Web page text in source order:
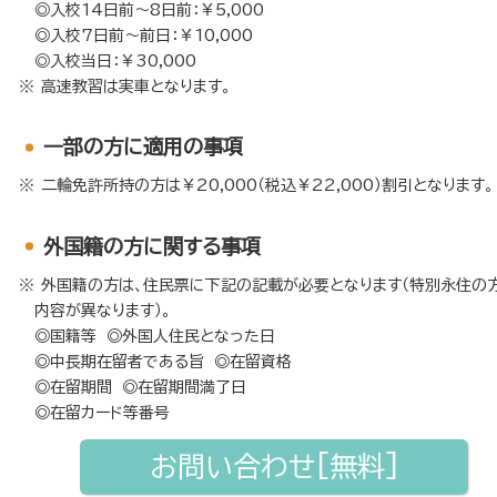
◎入校14日前～8日前：￥5,000
◎入校7日前～前日：￥10,000
◎入校当日：￥30,000
高速教習は実車となります。
⼀部の方に適用の事項
二輪免許所持の方は￥20,000（税込￥22,000）割引となります。
外国籍の方に関する事項
外国籍の方は、住民票に下記の記載が必要となります（特別永住の
内容が異なります）。
◎国籍等 ◎外国人住民となった日
◎中長期在留者である旨 ◎在留資格
◎在留期間 ◎在留期間満了日
◎在留カード等番号
お問い合わせ[無料]